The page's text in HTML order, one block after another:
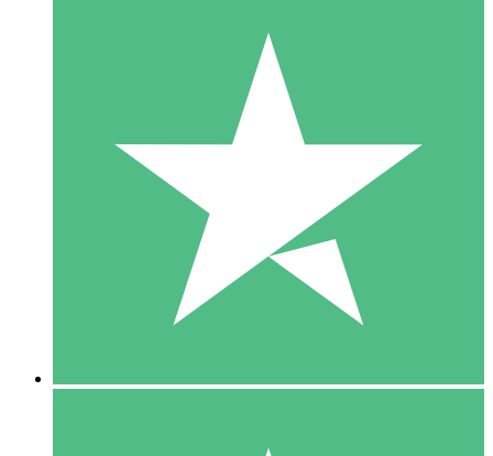
Packs de Crédits Individuels
Payez à l'utilisation avec des crédits de téléchargement. Sans
1 Téléchargement
10 00